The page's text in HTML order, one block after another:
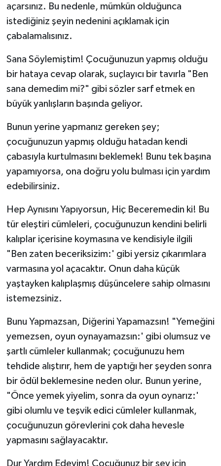
açarsınız. Bu nedenle, mümkün olduğunca
istediğiniz şeyin nedenini açıklamak için
çabalamalısınız.
Sana Söylemiştim! Çocuğunuzun yapmış olduğu
bir hataya cevap olarak, suçlayıcı bir tavırla "Ben
sana demedim mi?" gibi sözler sarf etmek en
büyük yanlışların başında geliyor.
Bunun yerine yapmanız gereken şey;
çocuğunuzun yapmış olduğu hatadan kendi
çabasıyla kurtulmasını beklemek! Bunu tek başına
yapamıyorsa, ona doğru yolu bulması için yardım
edebilirsiniz.
Hep Aynısını Yapıyorsun, Hiç Beceremedin ki! Bu
tür eleştiri cümleleri, çocuğunuzun kendini belirli
kalıplar içerisine koymasına ve kendisiyle ilgili
"Ben zaten beceriksizim:' gibi yersiz çıkarımlara
varmasına yol açacaktır. Onun daha küçük
yaştayken kalıplaşmış düşüncelere sahip olmasını
istemezsiniz.
Bunu Yapmazsan, Diğerini Yapamazsın! "Yemeğini
yemezsen, oyun oynayamazsın:' gibi olumsuz ve
şartlı cümleler kullanmak; çocuğunuzu hem
tehdide alıştırır, hem de yaptığı her şeyden sonra
bir ödül beklemesine neden olur. Bunun yerine,
"Önce yemek yiyelim, sonra da oyun oynarız:'
gibi olumlu ve teşvik edici cümleler kullanmak,
çocuğunuzun görevlerini çok daha hevesle
yapmasını sağlayacaktır.
Dur Yardım Edeyim! Çocuğunuz bir şey için